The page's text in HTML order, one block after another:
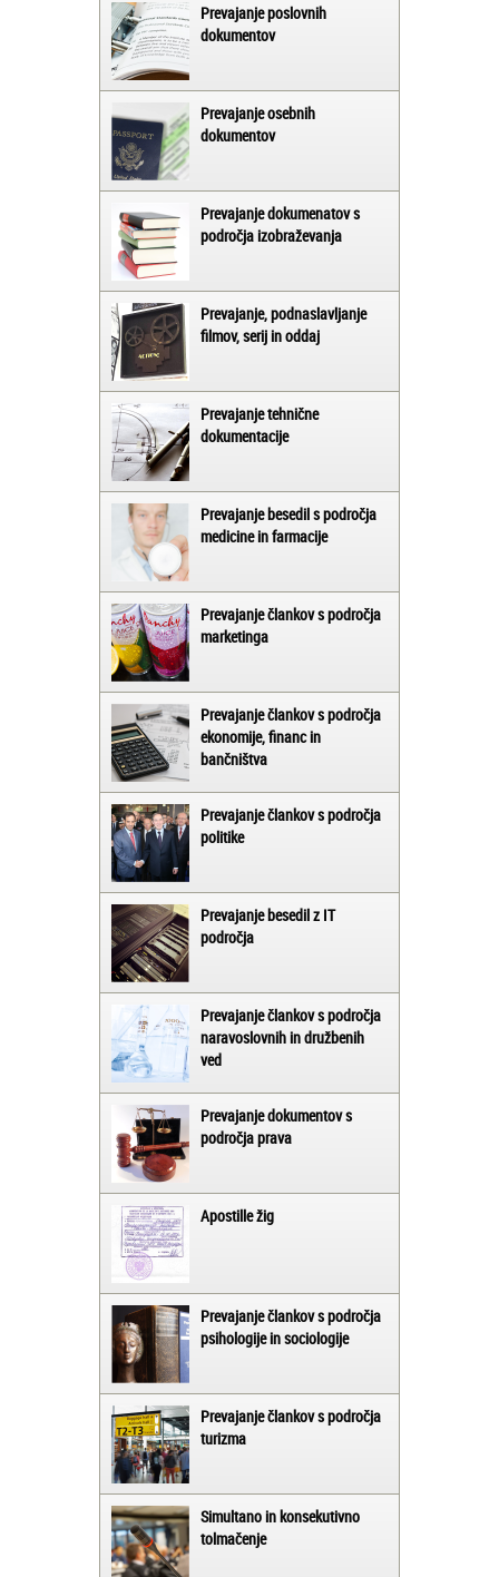
Prevajanje poslovnih
dokumentov
Prevajanje osebnih
dokumentov
Prevajanje dokumenatov s
področja izobraževanja
Prevajanje, podnaslavljanje
filmov, serij in oddaj
Prevajanje tehnične
dokumentacije
Prevajanje besedil s področja
medicine in farmacije
Prevajanje člankov s področja
marketinga
Prevajanje člankov s področja
ekonomije, financ in
bančništva
Prevajanje člankov s področja
politike
Prevajanje besedil z IT
področja
Prevajanje člankov s področja
naravoslovnih in družbenih
ved
Prevajanje dokumentov s
področja prava
Apostille žig
Prevajanje člankov s področja
psihologije in sociologije
Prevajanje člankov s področja
turizma
Simultano in konsekutivno
tolmačenje